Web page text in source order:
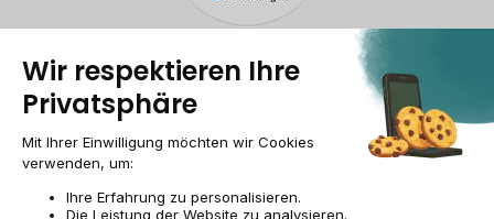
Rechtliche Hinweise
Cookie-Verwaltung
Allgemeine Geschäftsbedingungen
Personenbezogener daten
Webseite der Recommerce Group